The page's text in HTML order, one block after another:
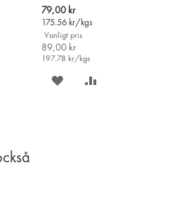
Special
Price
79,00 kr
175.56 kr/kgs
Vanligt pris
89,00 kr
197.78 kr/kgs
SPARA